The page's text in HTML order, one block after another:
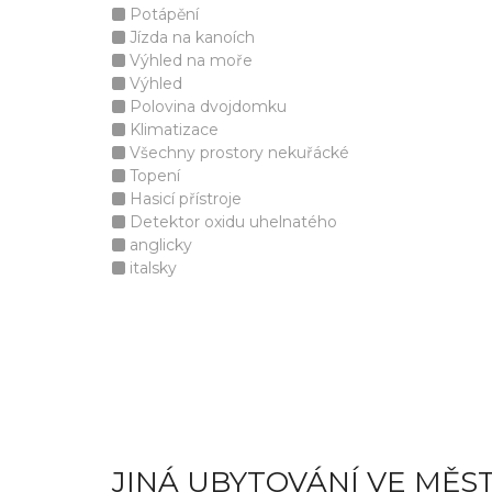
Potápění
Jízda na kanoích
Výhled na moře
Výhled
Polovina dvojdomku
Klimatizace
Všechny prostory nekuřácké
Topení
Hasicí přístroje
Detektor oxidu uhelnatého
anglicky
italsky
JINÁ UBYTOVÁNÍ VE